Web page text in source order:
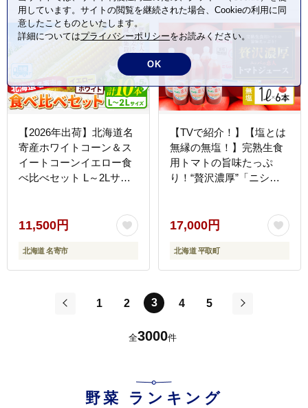
美味 野菜 嶽きみ]
【2026年出荷】北海道名
寄産ホワイトコーン＆ス
イートコーンイエロー食
べ比べセット L～2Lサイ
定》NPO法人なよろ観光
まちづくり協会 とうもろ
こし 食べ比べ 旬 新鮮 産
地直送 糖度 冷蔵 レビュ
nayoro_nkm_112_10p_hp-
11,500円
北海道 名寄市
【TVで紹介！】【塩とは
無縁の無塩！】完熟生食
用トマトの旨味たっぷ
り！“贅沢濃厚”「ニシパ
17,000円
北海道 平取町
1 2 3 4
5
全3000件
野菜 ランキング
用しています。サイトの閲覧を継続された場合、Cookieの利用に同
意したことものといたします。
詳細についてはプライバシーポリシーをお読みください。
OK